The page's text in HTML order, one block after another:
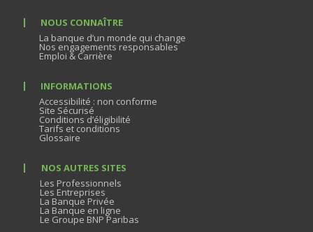
NOUS CONNAÎTRE
La banque d’un monde qui change
Nos engagements responsables
Emploi & Carrière
INFORMATIONS
Accessibilité : non conforme
Site Sécurisé
Conditions d’éligibilité
Tarifs et conditions
Glossaire
NOS AUTRES SITES
Les Professionnels
Les Entreprises
La Banque Privée
La Banque en ligne
Le Groupe BNP Paribas